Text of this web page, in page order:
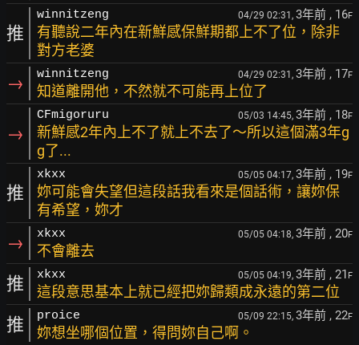
推
winnitzeng 04/29 02:31, 3年前 , 16F
有聽說二年內在新鮮感保鮮期都上不了位，除非
對方老婆
→ winnitzeng 04/29 02:31, 3年前 , 17F
知道離開他，不然就不可能再上位了
→
CFmigoruru 05/03 14:45, 3年前 , 18F
新鮮感2年內上不了就上不去了～所以這個滿3年g
g了...
推
xkxx 05/05 04:17, 3年前 , 19F
妳可能會失望但這段話我看來是個話術，讓妳保
有希望，妳才
→ xkxx 05/05 04:18, 3年前 , 20F
不會離去
推 xkxx 05/05 04:19, 3年前 , 21 F
這段意思基本上就已經把妳歸類成永遠的第二位
推 proice 05/09 22:15, 3年前 , 22F
妳想坐哪個位置，得問妳自己啊。